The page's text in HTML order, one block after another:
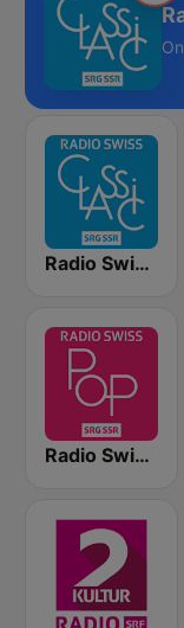
Radio Swiss Classic DE
Radio Swiss Pop